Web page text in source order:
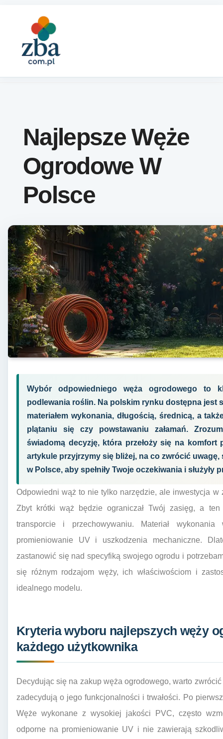
Najlepsze Węże
Ogrodowe W
Polsce
Wybór odpowiedniego węża ogrodowego to
podlewania roślin. Na polskim rynku dostępna jest
materiałem wykonania, długością, średnicą, a
plątaniu się czy powstawaniu załamań.
świadomą decyzję, która przełoży się na komfort
artykule przyjrzymy się bliżej, na co zwrócić
w Polsce, aby spełniły Twoje oczekiwania i służyły
Odpowiedni wąż to nie tylko narzędzie, ale inwestycja w
Zbyt krótki wąż będzie ograniczał Twój zasięg, a
transporcie i przechowywaniu. Materiał
promieniowanie UV i uszkodzenia mechaniczne.
zastanowić się nad specyfiką swojego ogrodu i
się różnym rodzajom węży, ich właściwościom i
idealnego modelu.
Kryteria wyboru najlepszych węży
każdego użytkownika
Decydując się na zakup węża ogrodowego, warto
zadecydują o jego funkcjonalności i trwałości. Po
Węże wykonane z wysokiej jakości PVC, często
odporne na promieniowanie UV i nie zawierają